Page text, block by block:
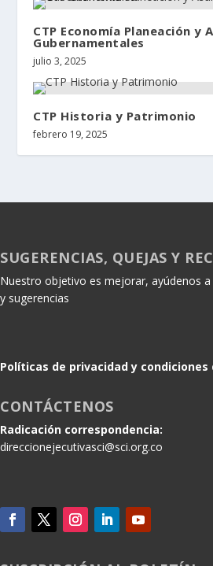
CTP Economía Planeación y
Gubernamentales
julio 3, 2025
CTP Historia y Patrimonio
febrero 19, 2025
SUGERENCIAS, QUEJAS Y
Nuestro objetivo es mejorar, ayúdenos
y sugerencias
Políticas de privacidad y condiciones
CONTÁCTENOS
Radicación correspondencia:
direccionejecutivasci@sci.org.co